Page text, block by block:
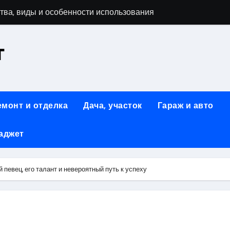
виды и особенности использования
помощник при ремонтных работах
к Успешному Реализации Ваших Идей
и практичность
Дома: Экологичность и Практичность
и отделка Дача, участок Гараж и авто
его талант и невероятный путь к успеху